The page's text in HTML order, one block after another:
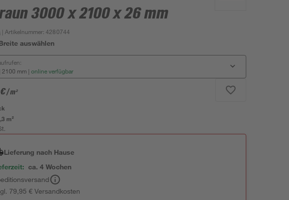
3000 x 2100 x 26 mm
| Artikelnummer:4280744
auswählen
2100 mm | online verfügbar
€/ m²
m²
Lieferung nach Hause
ca. 4 Wochen
79,95 € Versandkosten